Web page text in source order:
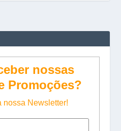
nossas
Promoções?
nossa Newsletter!